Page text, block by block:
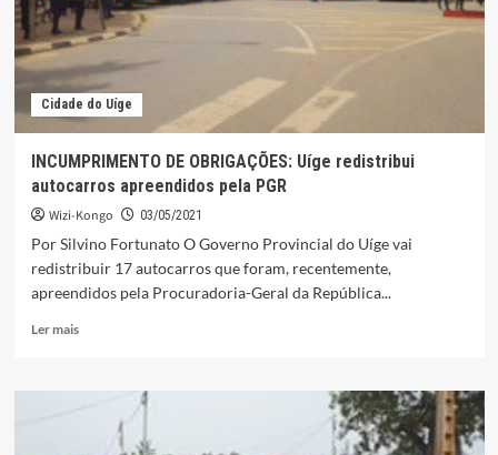
Cidade do Uíge
INCUMPRIMENTO DE OBRIGAÇÕES: Uíge redistribui
autocarros apreendidos pela PGR
Wizi-Kongo 03/05/2021
Por Silvino Fortunato O Governo Provincial do Uíge vai
redistribuir 17 autocarros que foram, recentemente,
apreendidos pela Procuradoria-Geral da República...
Ler maisLeia
INCUMPRIMENTO
OBRIGAÇÕES: